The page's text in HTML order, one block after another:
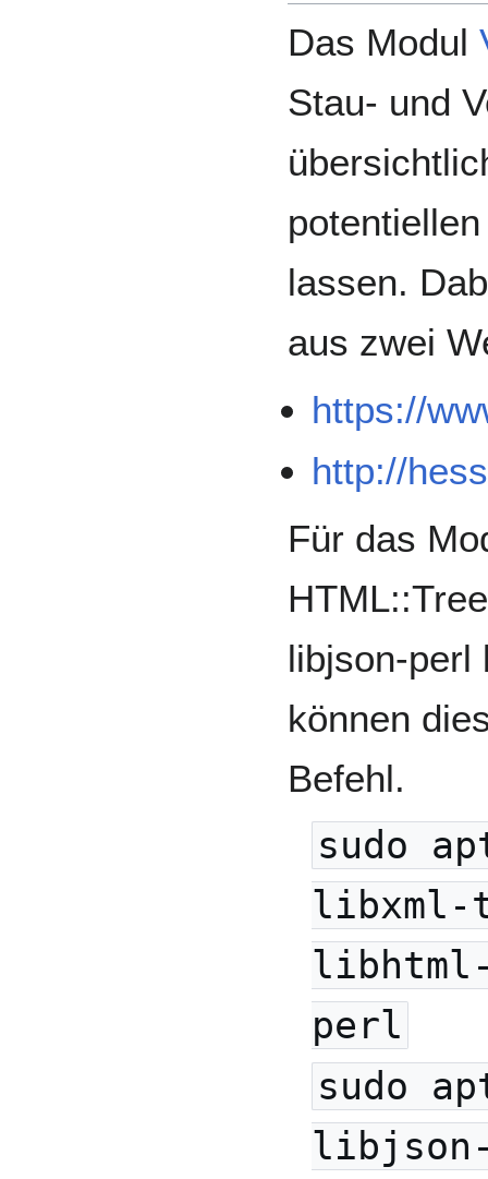
Das Modul
Stau- und
lassen.
aus zwei
https://
http://
Für das
libjson-perl
können
Befehl.
sudo
libxml-
perl
sudo